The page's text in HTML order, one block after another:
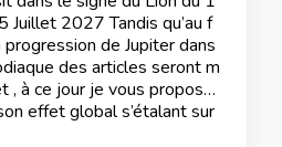
2027 Tandis qu’au f
de Jupiter dans
des articles seront m
, à ce jour je vous propose
effet global s’étalant sur